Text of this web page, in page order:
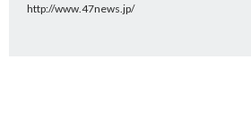
http://www.47news.jp/